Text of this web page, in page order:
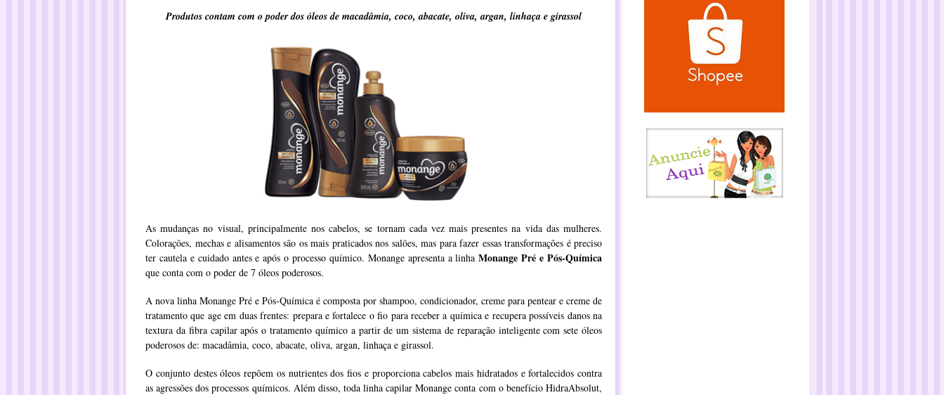
Produtos contam com o poder dos óleos de macadâmia, coco, abacate, oliva, argan, linhaça e girassol
As mudanças no visual, principalmente nos cabelos, se tornam cada vez mais presentes na vida das mulheres.
Colorações, mechas e alisamentos são os mais praticados nos salões, mas para fazer essas transformações é preciso
ter cautela e cuidado antes e após o processo químico. Monange apresenta a linhaMonange Pré e Pós-Química
que conta com o poder de 7 óleos poderosos.
A nova linha Monange Pré e Pós-Química é composta por shampoo, condicionador, creme para pentear e creme de
tratamento que age em duas frentes: prepara e fortalece o fio para receber a química e recupera possíveis danos na
textura da fibra capilar após o tratamento químico a partir de um sistema de reparação inteligente com sete óleos
poderosos de: macadâmia, coco, abacate, oliva, argan, linhaça e girassol.
O conjunto destes óleos repõem os nutrientes dos fios e proporciona cabelos mais hidratados e fortalecidos contra
as agressões dos processos químicos. Além disso, toda linha capilar Monange conta com o benefício HidraAbsolut,